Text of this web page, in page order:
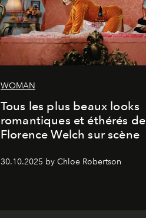
WOMAN
Tous les plus beaux looks
romantiques et éthérés de
Florence Welch sur scène
30.10.2025 by Chloe Robertson